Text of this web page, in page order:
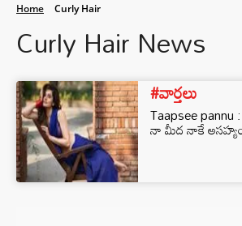
Home Curly Hair
Curly Hair News
#వార్తలు
Taapsee pannu
నా మీద నాకే